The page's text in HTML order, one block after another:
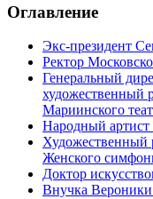
Оглавление
Экс-президент
Ректор
Генеральный
художественный
Мариинского
Народный
Художественный
Женского
Доктор
Внучка